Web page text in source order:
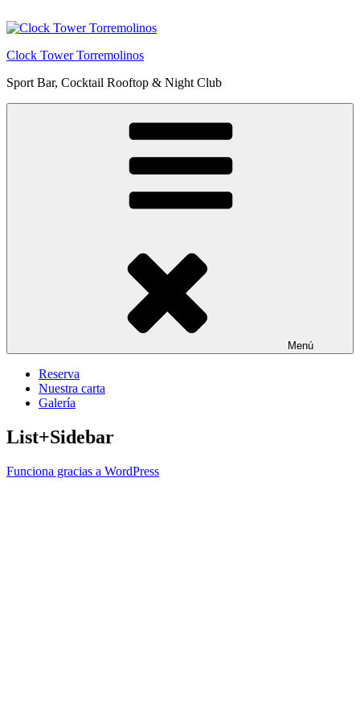
al
Clock Tower Torremolinos
Sport Bar, Cocktail Rooftop & Night Club
Menú
Reserva
Nuestra carta
Galería
List+Sidebar
Funciona gracias a WordPress